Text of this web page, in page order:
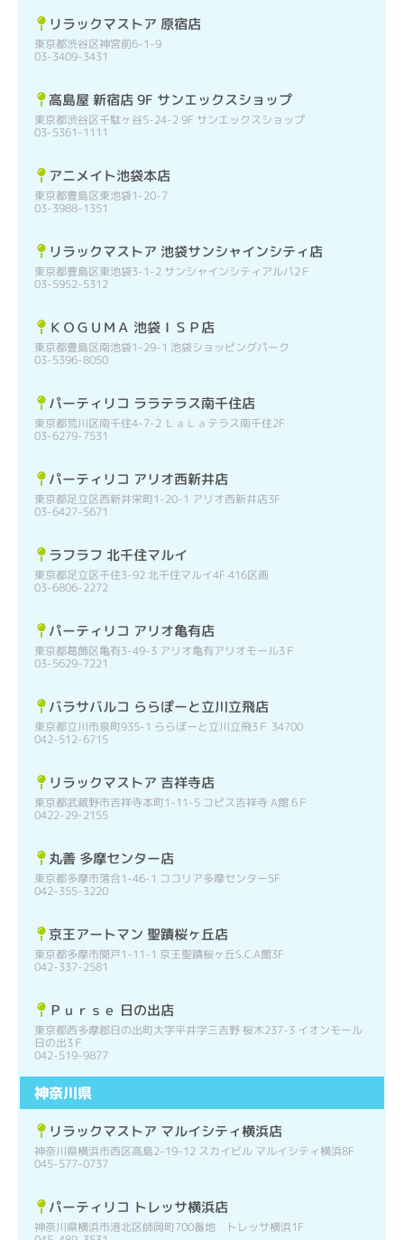
リラックマストア 原宿店
東京都渋谷区神宮前6-1-9
03-3409-3431
高島屋 新宿店 9F サンエックスショップ
東京都渋谷区千駄ヶ谷5-24-2 9F サンエックスショップ
03-5361-1111
アニメイト池袋本店
東京都豊島区東池袋1-20-7
03-3988-1351
リラックマストア 池袋サンシャインシティ店
東京都豊島区東池袋3-1-2 サンシャインシティアルパ2Ｆ
03-5952-5312
ＫＯＧＵＭＡ 池袋ＩＳＰ店
東京都豊島区南池袋1-29-1 池袋ショッピングパーク
03-5396-8050
パーティリコ ララテラス南千住店
東京都荒川区南千住4-7-2 ＬａＬａテラス南千住2F
03-6279-7531
パーティリコ アリオ西新井店
東京都足立区西新井栄町1-20-1 アリオ西新井店3F
03-6427-5671
ラフラフ 北千住マルイ
東京都足立区千住3-92 北千住マルイ4F 416区画
03-6806-2272
パーティリコ アリオ亀有店
東京都葛飾区亀有3-49-3 アリオ亀有アリオモール3Ｆ
03-5629-7221
バラサバルコ ららぽーと立川立飛店
東京都立川市泉町935-1 ららぽーと立川立飛3Ｆ 34700
042-512-6715
リラックマストア 吉祥寺店
東京都武蔵野市吉祥寺本町1-11-5 コピス吉祥寺 A館 6Ｆ
0422-29-2155
丸善 多摩センター店
東京都多摩市落合1-46-1 ココリア多摩センター5F
042-355-3220
京王アートマン 聖蹟桜ヶ丘店
東京都多摩市関戸1-11-1 京王聖蹟桜ヶ丘S.C.A館3F
042-337-2581
Ｐｕｒｓｅ 日の出店
東京都西多摩郡日の出町大字平井字三吉野 桜木237-3 イオンモール
日の出3Ｆ
042-519-9877
神奈川県
リラックマストア マルイシティ横浜店
神奈川県横浜市西区高島2-19-12 スカイビル マルイシティ横浜8F
045-577-0737
パーティリコ トレッサ横浜店
神奈川県横浜市港北区師岡町700番地 トレッサ横浜1F